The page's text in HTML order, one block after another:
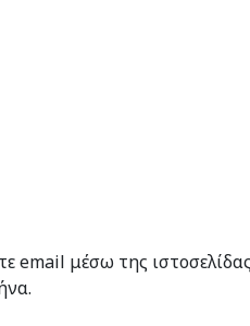
email μέσω της